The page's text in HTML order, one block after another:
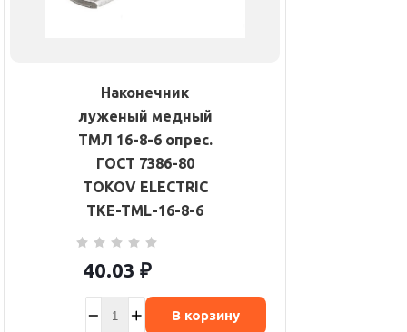
Наконечник
луженый медный
ТМЛ 16-8-6 опрес.
ГОСТ 7386-80
TOKOV ELECTRIC
TKE-TML-16-8-6
40.03 ₽
В корзину